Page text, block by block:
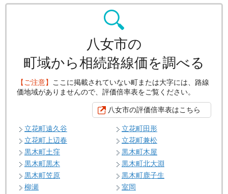
八女市の
町域から相続路線価を調べる
【ご注意】 ここに掲載されていない町または大字には、路線
価地域がありませんので、評価倍率表をご覧ください。
八女市の評価倍率表はこちら
立花町遠久谷
立花町田形
立花町上辺春
立花町兼松
黒木町土窪
黒木町木屋
黒木町黒木
黒木町北大淵
黒木町笠原
黒木町鹿子生
柳瀬
室岡